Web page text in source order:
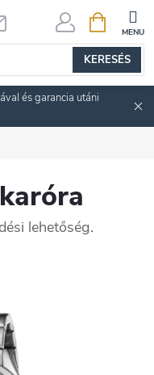
KERESÉS
KOSÁR
és garancia utáni
lehetőség.